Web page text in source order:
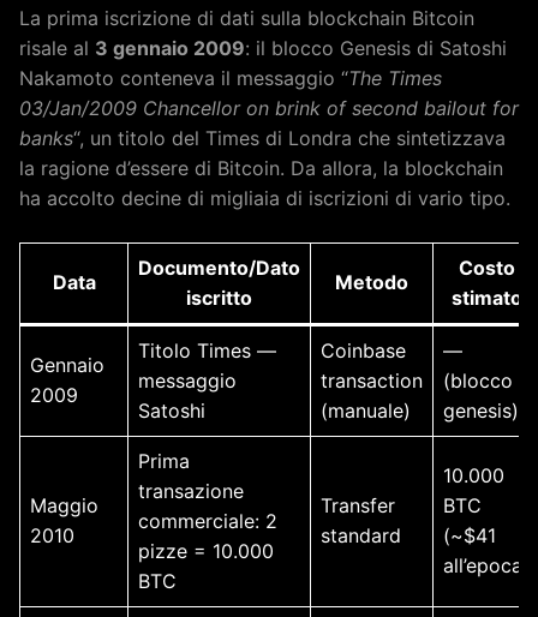
La prima iscrizione di dati sulla blockchain Bitcoin
risale al 3 gennaio 2009: il blocco Genesis di Satoshi
Nakamoto conteneva il messaggio “The Times
03/Jan/2009 Chancellor on brink of second bailout for
banks“, un titolo del Times di Londra che sintetizzava
la ragione d’essere di Bitcoin. Da allora, la blockchain
ha accolto decine di migliaia di iscrizioni di vario tipo.
Data
Documento/Dato
iscritto
Metodo
Costo
stimato
Gennaio
2009
Titolo Times —
messaggio
Satoshi
Coinbase
transaction
(manuale)
—
(blocco
genesis)
Maggio
2010
Prima
transazione
commerciale: 2
pizze = 10.000
BTC
Transfer
standard
10.000
BTC
(~$41
all’epoca)